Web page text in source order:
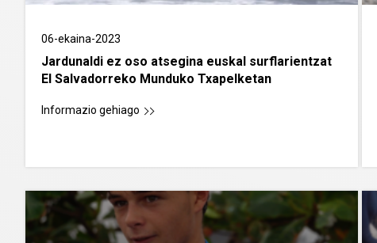
06-ekaina-2023
Jardunaldi ez oso atsegina euskal surflarientzat
El Salvadorreko Munduko Txapelketan
Informazio gehiago